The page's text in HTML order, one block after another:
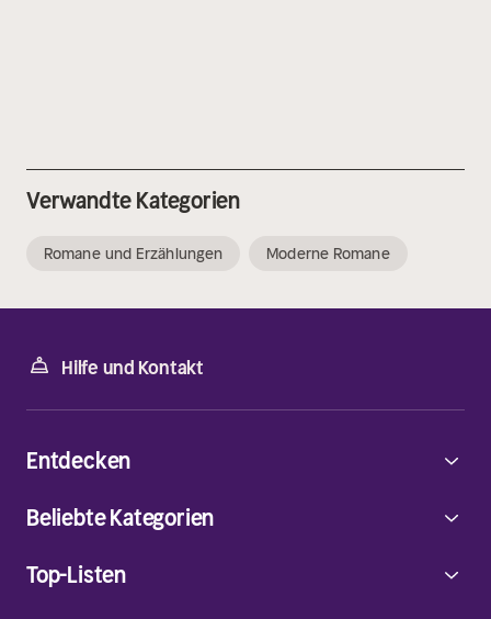
Verwandte Kategorien
Romane und Erzählungen Moderne Romane
Hilfe und Kontakt
Entdecken
Beliebte Kategorien
Top-Listen